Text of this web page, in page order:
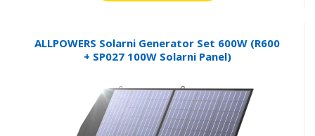
ALLPOWERS Solarni Generator Set 600W (R600
+ SP027 100W Solarni Panel)